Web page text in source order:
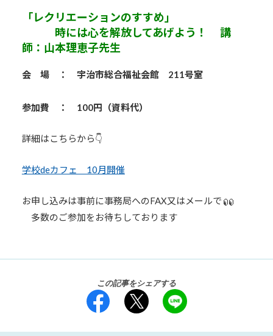
「レクリエーションのすすめ」
時には心を解放してあげよう！ 講
師：山本理恵子先生
会 場 ： 宇治市総合福祉会館 211号室
参加費 ： 100円（資料代）
詳細はこちらから👇
学校deカフェ 10月開催
お申し込みは事前に事務局へのFAX又はメールで
多数のご参加をお待ちしております
この記事をシェアする